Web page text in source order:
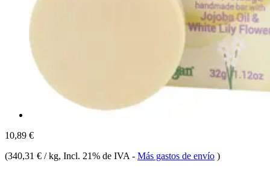
10,89 €
(340,31 € / kg, Incl. 21% de IVA - Más gastos de envío )